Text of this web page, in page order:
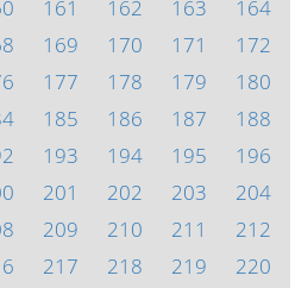
161 162 163
164
169 170 171
172
177 178 179
180
185 186 187
188
193 194 195
196
201 202 203
204
209 210 211
212
217 218 219
220